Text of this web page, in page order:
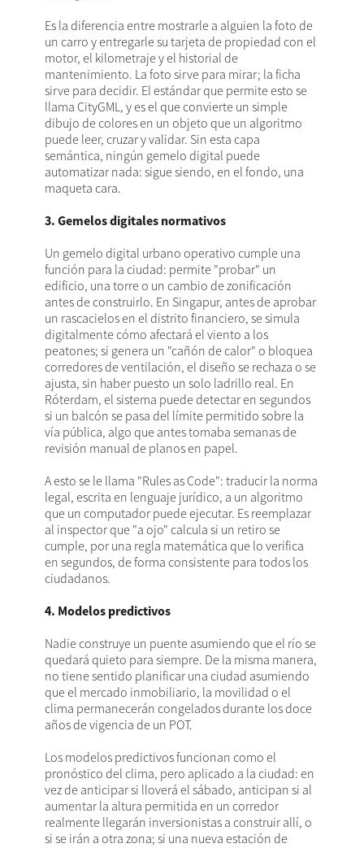
Es la diferencia entre mostrarle a alguien la foto de
un carro y entregarle su tarjeta de propiedad con el
motor, el kilometraje y el historial de
mantenimiento. La foto sirve para mirar; la ficha
sirve para decidir. El estándar que permite esto se
llama CityGML, y es el que convierte un simple
dibujo de colores en un objeto que un algoritmo
puede leer, cruzar y validar. Sin esta capa
semántica, ningún gemelo digital puede
automatizar nada: sigue siendo, en el fondo, una
maqueta cara.
3. Gemelos digitales normativos
Un gemelo digital urbano operativo cumple una
función para la ciudad: permite "probar" un
edificio, una torre o un cambio de zonificación
antes de construirlo. En Singapur, antes de aprobar
un rascacielos en el distrito financiero, se simula
digitalmente cómo afectará el viento a los
peatones; si genera un "cañón de calor" o bloquea
corredores de ventilación, el diseño se rechaza o se
ajusta, sin haber puesto un solo ladrillo real. En
Róterdam, el sistema puede detectar en segundos
si un balcón se pasa del límite permitido sobre la
vía pública, algo que antes tomaba semanas de
revisión manual de planos en papel.
A esto se le llama "Rules as Code": traducir la norma
legal, escrita en lenguaje jurídico, a un algoritmo
que un computador puede ejecutar. Es reemplazar
al inspector que "a ojo" calcula si un retiro se
cumple, por una regla matemática que lo verifica
en segundos, de forma consistente para todos los
ciudadanos.
4. Modelos predictivos
Nadie construye un puente asumiendo que el río se
quedará quieto para siempre. De la misma manera,
no tiene sentido planificar una ciudad asumiendo
que el mercado inmobiliario, la movilidad o el
clima permanecerán congelados durante los doce
años de vigencia de un POT.
Los modelos predictivos funcionan como el
pronóstico del clima, pero aplicado a la ciudad: en
vez de anticipar si lloverá el sábado, anticipan si al
aumentar la altura permitida en un corredor
realmente llegarán inversionistas a construir allí, o
si se irán a otra zona; si una nueva estación de